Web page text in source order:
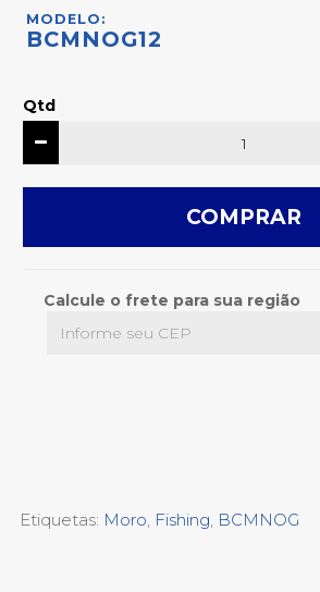
MODELO:
BCMNOG12
Qtd
COMPRAR
Calcule o frete para sua região
Etiquetas: Moro, Fishing, BCMNOG